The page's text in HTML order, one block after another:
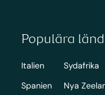
Populära
Italien
Spanien
Sydafrika
Nya